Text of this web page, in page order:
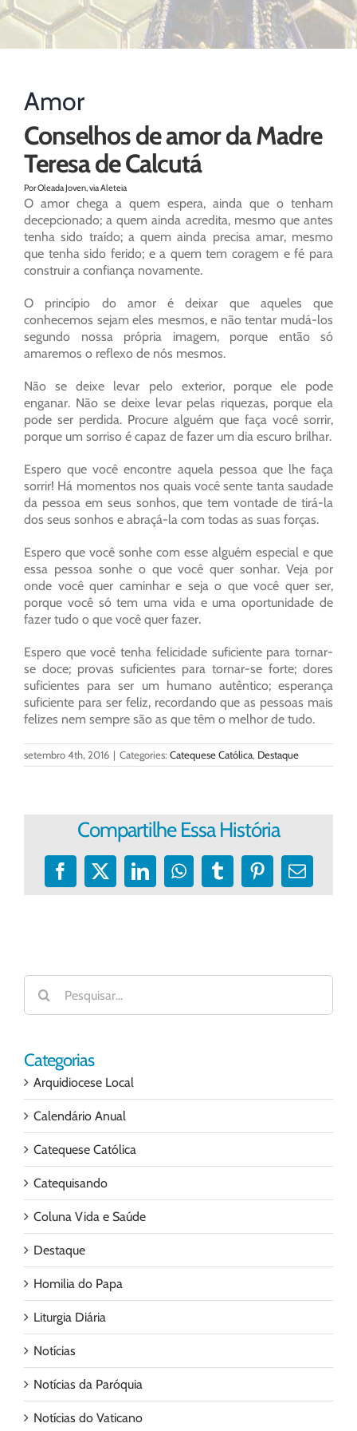
Amor
Conselhos de amor da Madre
Teresa de Calcutá
Por Oleada Joven, via Aleteia
O amor chega a quem espera, ainda que o tenham
decepcionado; a quem ainda acredita, mesmo que antes
tenha sido traído; a quem ainda precisa amar, mesmo
que tenha sido ferido; e a quem tem coragem e fé para
construir a confiança novamente.
O princípio do amor é deixar que aqueles que
conhecemos sejam eles mesmos, e não tentar mudá-los
segundo nossa própria imagem, porque então só
amaremos o reflexo de nós mesmos.
Não se deixe levar pelo exterior, porque ele pode
enganar. Não se deixe levar pelas riquezas, porque ela
pode ser perdida. Procure alguém que faça você sorrir,
porque um sorriso é capaz de fazer um dia escuro brilhar.
Espero que você encontre aquela pessoa que lhe faça
sorrir! Há momentos nos quais você sente tanta saudade
da pessoa em seus sonhos, que tem vontade de tirá-la
dos seus sonhos e abraçá-la com todas as suas forças.
Espero que você sonhe com esse alguém especial e que
essa pessoa sonhe o que você quer sonhar. Veja por
onde você quer caminhar e seja o que você quer ser,
porque você só tem uma vida e uma oportunidade de
fazer tudo o que você quer fazer.
Espero que você tenha felicidade suficiente para tornar-
se doce; provas suficientes para tornar-se forte; dores
suficientes para ser um humano autêntico; esperança
suficiente para ser feliz, recordando que as pessoas mais
felizes nem sempre são as que têm o melhor de tudo.
setembro 4th, 2016 | Categories: Catequese Católica, Destaque
Compartilhe Essa História
Facebook
X LinkedInWhatsApp
TumblrPinterest
E-
Buscar
resultados
para:
Categorias
Arquidiocese Local
Calendário Anual
Catequese Católica
Catequisando
Coluna Vida e Saúde
Destaque
Homilia do Papa
Liturgia Diária
Notícias
Notícias da Paróquia
Notícias do Vaticano